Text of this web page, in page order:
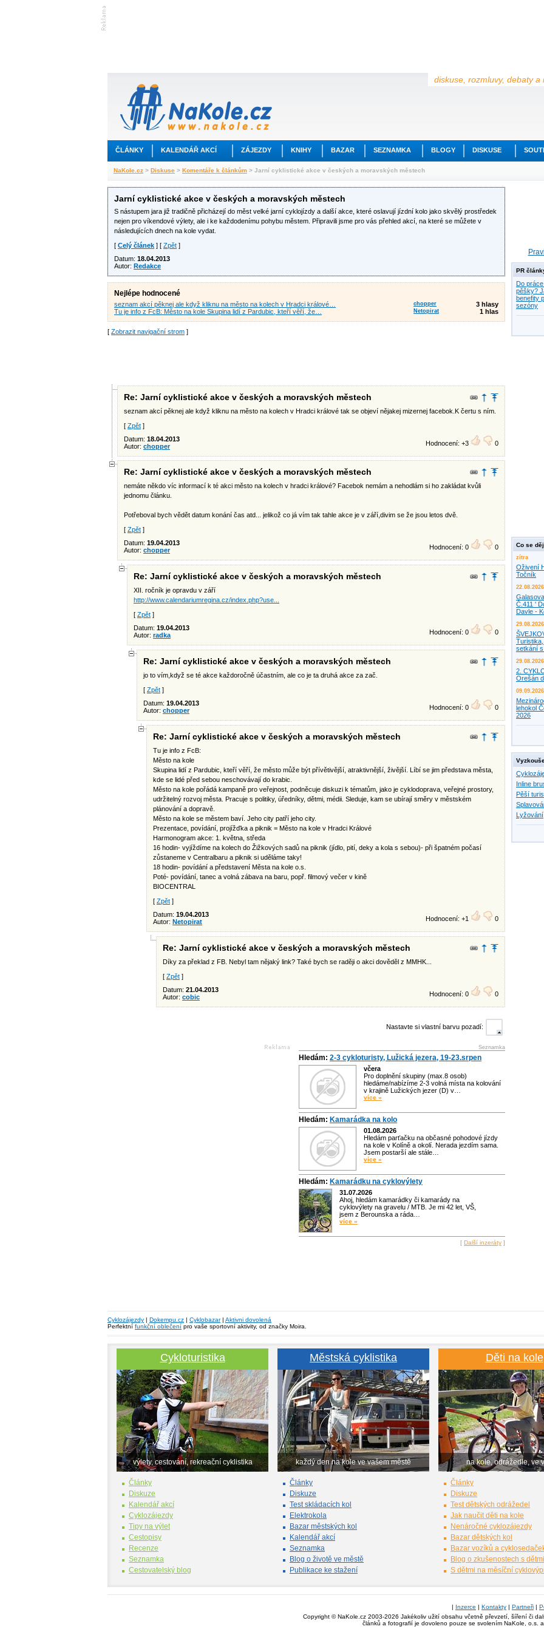
diskuse, rozmluvy, debaty a
ČLÁNKY KALENDÁŘ AKCÍ ZÁJEZDY KNIHY BAZAR SEZNAMKA BLOGY DISKUSE
NaKole.cz > Diskuse > Komentáře k článkům > Jarní cyklistické akce v českých a moravských městech
Jarní cyklistické akce v českých a moravských městech
S nástupem jara již tradičně přicházejí do měst velké jarní cyklojízdy a další akce, které oslavují jízdní kolo jako skvělý prostředek
nejen pro víkendové výlety, ale i ke každodenímu pohybu městem. Připravili jsme pro vás přehled akcí, na které se můžete v
následujících dnech na kole vydat.
[ Celý článek ] [ Zpět ]
Datum: 18.04.2013
Autor: Redakce
Nejlépe hodnocené
seznam akcí pěknej ale když kliknu na město na kolech v Hradci králové… chopper
3 hlasy
Tu je info z FcB: Město na kole Skupina lidí z Pardubic, kteří věří, že…
Netopirat 1 hlas
[ Zobrazit navigační strom ]
Re: Jarní cyklistické akce v českých a moravských městech
seznam akcí pěknej ale když kliknu na město na kolech v Hradci králové tak se objeví nějakej mizernej facebok.K čertu s ním.
[ Zpět ]
Datum: 18.04.2013
Autor: chopper Hodnocení: +3 0
Re: Jarní cyklistické akce v českých a moravských městech
nemáte někdo víc informací k té akci město na kolech v hradci králové? Facebok nemám a nehodlám si ho zakládat kvůli
jednomu článku.
Potřeboval bych vědět datum konání čas atd... jelikož co já vím tak tahle akce je v září,divim se že jsou letos dvě.
[ Zpět ]
Datum: 19.04.2013
Autor: chopper Hodnocení: 0 0
Re: Jarní cyklistické akce v českých a moravských městech
XII. ročník je opravdu v září
http://www.calendariumregina.cz/index.php?use...
[ Zpět ]
Datum: 19.04.2013
Autor: radka Hodnocení: 0 0
Re: Jarní cyklistické akce v českých a moravských městech
jo to vím,když se té akce každoročně účastním, ale co je ta druhá akce za zač.
[ Zpět ]
Datum: 19.04.2013
Autor: chopper Hodnocení: 0 0
Re: Jarní cyklistické akce v českých a moravských městech
Tu je info z FcB:
Město na kole
Skupina lidí z Pardubic, kteří věří, že město může být přívětivější, atraktivnější, živější. Líbí se jim představa města,
kde se lidé před sebou neschovávají do krabic.
Město na kole pořádá kampaně pro veřejnost, podněcuje diskuzi k tématům, jako je cyklodoprava, veřejné prostory,
udržitelný rozvoj města. Pracuje s politiky, úředníky, dětmi, médii. Sleduje, kam se ubírají směry v městském
plánování a dopravě.
Město na kole se městem baví. Jeho city patří jeho city.
Prezentace, povídání, projížďka a piknik = Město na kole v Hradci Králové
Harmonogram akce: 1. května, středa
16 hodin- vyjíždíme na kolech do Žižkových sadů na piknik (jídlo, pití, deky a kola s sebou)- při špatném počasí
zůstaneme v Centralbaru a piknik si uděláme taky!
18 hodin- povídání a představení Města na kole o.s.
Poté- povídání, tanec a volná zábava na baru, popř. filmový večer v kině
BIOCENTRAL
[ Zpět ]
Datum: 19.04.2013
Autor: Netopirat Hodnocení: +1 0
Re: Jarní cyklistické akce v českých a moravských městech
Díky za překlad z FB. Nebyl tam nějaký link? Také bych se raději o akci dověděl z MMHK...
[ Zpět ]
Datum: 21.04.2013
Autor: cobic Hodnocení: 0 0
Nastavte si vlastní barvu pozadí:
Seznamka
Hledám: 2-3 cykloturisty, Lužická jezera, 19-23.srpen
včera
Pro doplnění skupiny (max.8 osob)
hledáme/nabízíme 2-3 volná místa na kolování
v krajině Lužických jezer (D) v…
více »
Hledám: Kamarádka na kolo
01.08.2026
Hledám parťačku na občasné pohodové jízdy
na kole v Kolíně a okolí. Nerada jezdím sama.
Jsem postarší ale stále…
více »
Hledám: Kamarádku na cyklovýlety
31.07.2026
Ahoj, hledám kamarádky či kamarády na
cyklovýlety na gravelu / MTB. Je mi 42 let, VŠ,
jsem z Berounska a ráda…
více »
[ Další inzeráty ]
PR
Do
pěšky?
benefity
sezóny
Co se
zítra
Oživení
Točník
22.08.2026
Č.411 '
Davle -
29.08.2026
setkání
29.08.2026
2.
Orešán
09.09.2026
lehokol
2026
Inline
Pěší
Lyžování
Cyklozájezdy | Dokempu.cz | Cyklobazar| Aktivni dovolená
Perfektní funkční oblečení pro vaše sportovní aktivity, od značky Moira.
Cykloturistika
výlety, cestování, rekreační cyklistika
Články
Diskuze
Kalendář akcí
Cyklozájezdy
Tipy na výlet
Cestopisy
Recenze
Seznamka
Cestovatelský blog
Městská cyklistika
každý den na kole ve vašem městě
Články
Diskuze
Test skládacích kol
Elektrokola
Bazar městských kol
Kalendář akcí
Seznamka
Blog o životě ve městě
Publikace ke stažení
Děti na kole
na kole, odrážedle, ve
Články
Diskuze
Test dětských odrážedel
Jak naučit děti na kole
Nenáročné cyklozájezdy
Bazar dětských kol
Bazar vozíků a
Blog o zkušenostech s dětmi
S dětmi na měsíční
| Inzerce | Kontakty | Partneři |
Copyright © NaKole.cz 2003-2026 Jakékoliv užití obsahu včetně převzetí, šíření či
článků a fotografií je dovoleno pouze se svolením NaKole, o.s.